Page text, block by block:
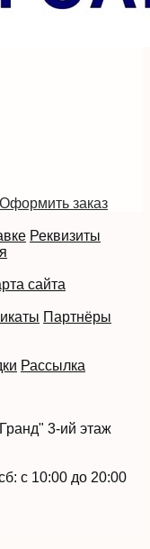
Оформить заказ
Реквизиты
сайта
Партнёры
Рассылка
3-ий этаж
с 10:00 до 20:00